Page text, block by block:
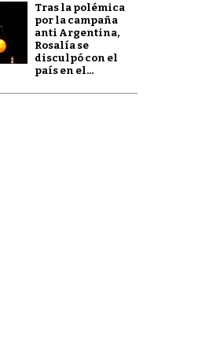
Tras la polémica
por la campaña
anti Argentina,
Rosalía se
disculpó con el
país en el...